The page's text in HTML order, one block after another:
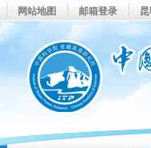
网站地图 邮箱登录